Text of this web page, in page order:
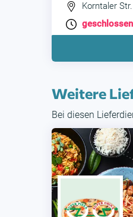
Korntaler
geschlossen
Weitere
Bei diesen